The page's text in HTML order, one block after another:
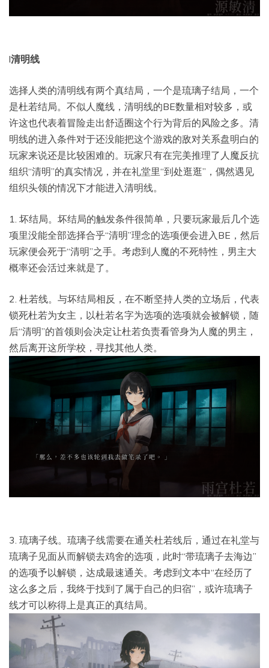
l清明线
选择人类的清明线有两个真结局，一个是琉璃子结局，一个
是杜若结局。不似人魔线，清明线的BE数量相对较多，或
许这也代表着冒险走出舒适圈这个行为背后的风险之多。清
明线的进入条件对于还没能把这个游戏的敌对关系盘明白的
玩家来说还是比较困难的。玩家只有在完美推理了人魔反抗
组织“清明”的真实情况，并在礼堂里“到处逛逛”，偶然遇见
组织头领的情况下才能进入清明线。
1. 坏结局。坏结局的触发条件很简单，只要玩家最后几个选
项里没能全部选择合乎“清明”理念的选项便会进入BE，然后
玩家便会死于“清明”之手。考虑到人魔的不死特性，男主大
概率还会活过来就是了。
2. 杜若线。与坏结局相反，在不断坚持人类的立场后，代表
锁死杜若为女主，以杜若名字为选项的选项就会被解锁，随
后“清明”的首领则会决定让杜若负责看管身为人魔的男主，
然后离开这所学校，寻找其他人类。
3. 琉璃子线。琉璃子线需要在通关杜若线后，通过在礼堂与
琉璃子见面从而解锁去鸡舍的选项，此时“带琉璃子去海边”
的选项予以解锁，达成最速通关。考虑到文本中“在经历了
这么多之后，我终于找到了属于自己的归宿”，或许琉璃子
线才可以称得上是真正的真结局。